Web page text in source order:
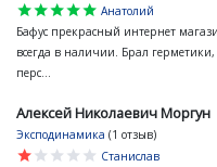
star
star
star
star
star
Анатолий
Бафус прекрасный интернет
всегда в наличии. Брал
перс...
Алексей Николаевич Моргун
Эксподинамика (1 отзыв)
star
star
star
star
star
Станислав